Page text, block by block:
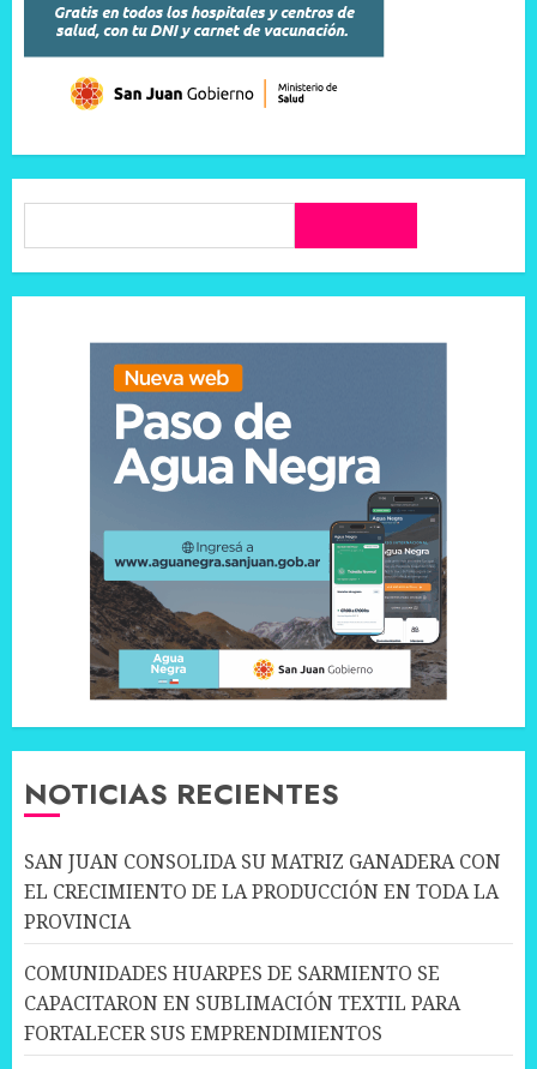
NOTICIAS RECIENTES
SAN JUAN CONSOLIDA SU MATRIZ GANADERA CON
EL CRECIMIENTO DE LA PRODUCCIÓN EN TODA LA
PROVINCIA
COMUNIDADES HUARPES DE SARMIENTO SE
CAPACITARON EN SUBLIMACIÓN TEXTIL PARA
FORTALECER SUS EMPRENDIMIENTOS